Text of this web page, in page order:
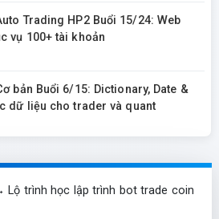
Trading HP2 Buổi 15/24: Web
vụ 100+ tài khoản
bản Buổi 6/15: Dictionary, Date &
dữ liệu cho trader và quant
Lộ trình học lập trình bot trade coin